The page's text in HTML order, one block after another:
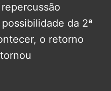
da 2ª
o retorno